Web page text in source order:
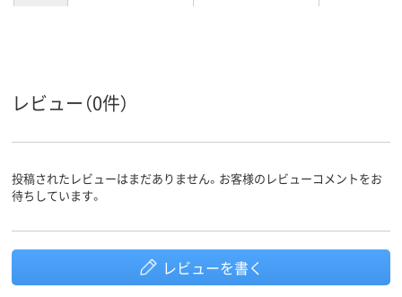
レビュー（0件）
投稿されたレビューはまだありません。お客様のレビューコメントをお
待ちしています。
レビューを書く